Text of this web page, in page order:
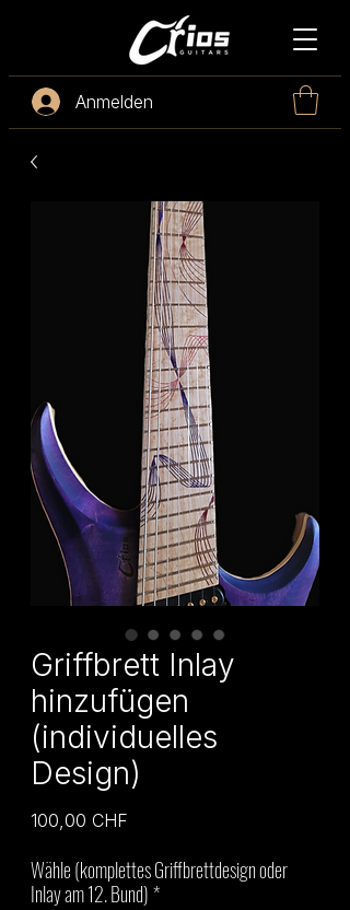
Anmelden
Griffbrett Inlay
hinzufügen
(individuelles
Design)
100,00 CHF
Wähle (komplettes Griffbrettdesign oder
Inlay am 12. Bund)*